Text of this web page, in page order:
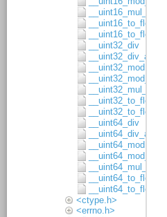
__uint16_mul_8x8
__uint16_to_float32
__uint16_to_float64
__uint32_div
__uint32_div_asgn
__uint32_mod
__uint32_mod_asgn
__uint32_mul_16x16
__uint32_to_float32
__uint32_to_float64
__uint64_div
__uint64_div_asgn
__uint64_mod
__uint64_mod_asgn
__uint64_mul_32x32
__uint64_to_float32
__uint64_to_float64
<ctype.h>
<errno.h>